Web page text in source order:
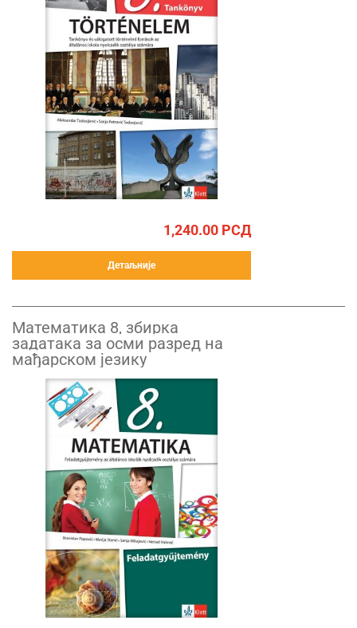
1,240.00 РСД
Детаљније
Математика 8, збирка
задатака за осми разред на
мађарском језику